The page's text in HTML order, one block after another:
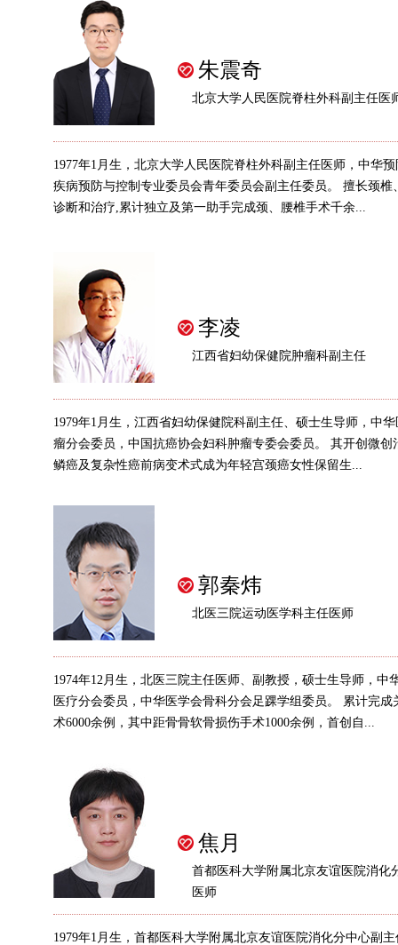
朱震奇
北京大学人民医院脊柱外科副主任医
1977年1月生，北京大学人民医院脊柱外科副主任医师，中华
疾病预防与控制专业委员会青年委员会副主任委员。 擅长颈椎
诊断和治疗,累计独立及第一助手完成颈、腰椎手术千余...
李凌
江西省妇幼保健院肿瘤科副主任
1979年1月生，江西省妇幼保健院科副主任、硕士生导师，中
瘤分会委员，中国抗癌协会妇科肿瘤专委会委员。 其开创微创
鳞癌及复杂性癌前病变术式成为年轻宫颈癌女性保留生...
郭秦炜
北医三院运动医学科主任医师
1974年12月生，北医三院主任医师、副教授，硕士生导师，中
医疗分会委员，中华医学会骨科分会足踝学组委员。 累计完成
术6000余例，其中距骨骨软骨损伤手术1000余例，首创自...
焦月
首都医科大学附属北京友谊医院消化
医师
1979年1月生，首都医科大学附属北京友谊医院消化分中心副